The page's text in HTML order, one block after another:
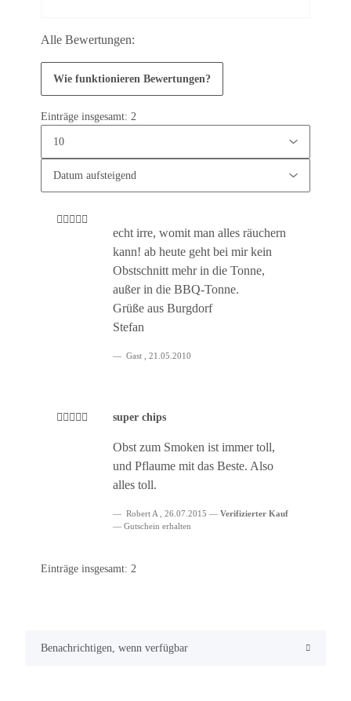
Alle Bewertungen:
Wie funktionieren Bewertungen?
Einträge insgesamt: 2
echt irre, womit man alles räuchern
kann! ab heute geht bei mir kein
Obstschnitt mehr in die Tonne,
außer in die BBQ-Tonne.
Grüße aus Burgdorf
Stefan
Gast 21.05.2010
super chips
Obst zum Smoken ist immer toll,
und Pflaume mit das Beste. Also
alles toll.
Robert A 26.07.2015
Verifizierter Kauf
Gutschein erhalten
Einträge insgesamt: 2
Benachrichtigen, wenn verfügbar